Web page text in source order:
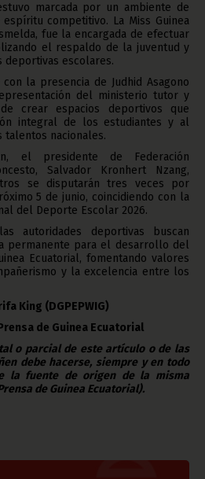
marcada por un ambiente de
competitivo. La Miss Guinea
fue la encargada de efectuar
el respaldo de la juventud y
deportivas escolares.
la presencia de Judhid Asagono
del ministerio tutor y
crear espacios deportivos que
integral de los estudiantes y al
talentos nacionales.
el presidente de Federación
Salvador Kronhert Nzang,
se disputarán tres veces por
5 de junio, coincidiendo con la
del Deporte Escolar 2026.
autoridades deportivas buscan
permanente para el desarrollo del
Ecuatorial, fomentando valores
y la excelencia entre los
King (DGPEPWIG)
de Guinea Ecuatorial
o parcial de este artículo o de las
debe hacerse, siempre y en todo
la fuente de origen de la misma
de Guinea Ecuatorial).